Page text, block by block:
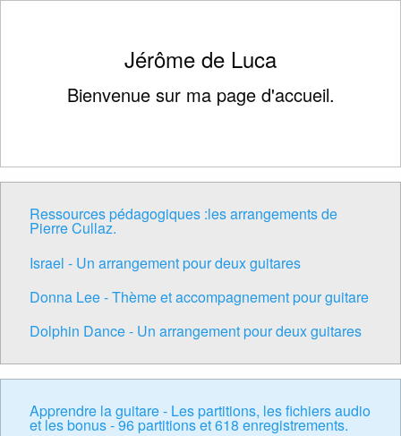
Jérôme de Luca
Bienvenue sur ma page d'accueil.
Ressources pédagogiques :les arrangements de
Pierre Cullaz.
Israel - Un arrangement pour deux guitares
Donna Lee - Thème et accompagnement pour guitare
Dolphin Dance - Un arrangement pour deux guitares
Apprendre la guitare - Les partitions, les fichiers audio
et les bonus - 96 partitions et 618 enregistrements.